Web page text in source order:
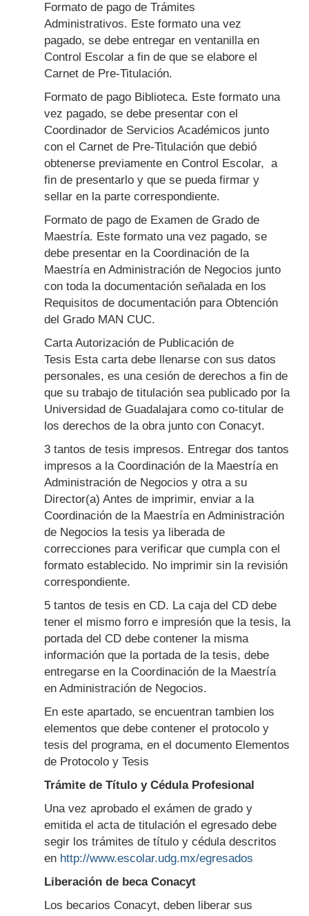
Formato de pago de Trámites
Administrativos. Este formato una vez
pagado, se debe entregar en ventanilla en
Control Escolar a fin de que se elabore el
Carnet de Pre-Titulación.
Formato de pago Biblioteca. Este formato una
vez pagado, se debe presentar con el
Coordinador de Servicios Académicos junto
con el Carnet de Pre-Titulación que debió
obtenerse previamente en Control Escolar, a
fin de presentarlo y que se pueda firmar y
sellar en la parte correspondiente.
Formato de pago de Examen de Grado de
Maestría. Este formato una vez pagado, se
debe presentar en la Coordinación de la
Maestría en Administración de Negocios junto
con toda la documentación señalada en los
Requisitos de documentación para Obtención
del Grado MAN CUC.
Carta Autorización de Publicación de
Tesis Esta carta debe llenarse con sus datos
personales, es una cesión de derechos a fin de
que su trabajo de titulación sea publicado por la
Universidad de Guadalajara como co-titular de
los derechos de la obra junto con Conacyt.
3 tantos de tesis impresos. Entregar dos tantos
impresos a la Coordinación de la Maestría en
Administración de Negocios y otra a su
Director(a) Antes de imprimir, enviar a la
Coordinación de la Maestría en Administración
de Negocios la tesis ya liberada de
correcciones para verificar que cumpla con el
formato establecido. No imprimir sin la revisión
correspondiente.
5 tantos de tesis en CD. La caja del CD debe
tener el mismo forro e impresión que la tesis, la
portada del CD debe contener la misma
información que la portada de la tesis, debe
entregarse en la Coordinación de la Maestría
en Administración de Negocios.
En este apartado, se encuentran tambien los
elementos que debe contener el protocolo y
tesis del programa, en el documento Elementos
de Protocolo y Tesis
Trámite de Título y Cédula Profesional
Una vez aprobado el exámen de grado y
emitida el acta de titulación el egresado debe
segir los trámites de título y cédula descritos
en http://www.escolar.udg.mx/egresados
Liberación de beca Conacyt
Los becarios Conacyt, deben liberar sus